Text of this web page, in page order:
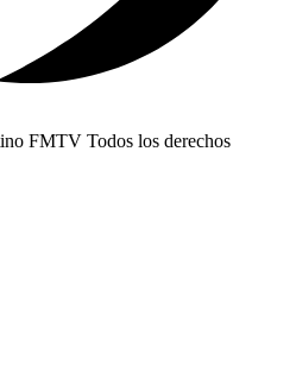
FMTV Todos los derechos